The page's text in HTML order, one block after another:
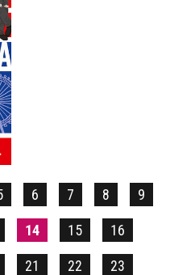
6 7 8 9
14 15 16
21 22 23